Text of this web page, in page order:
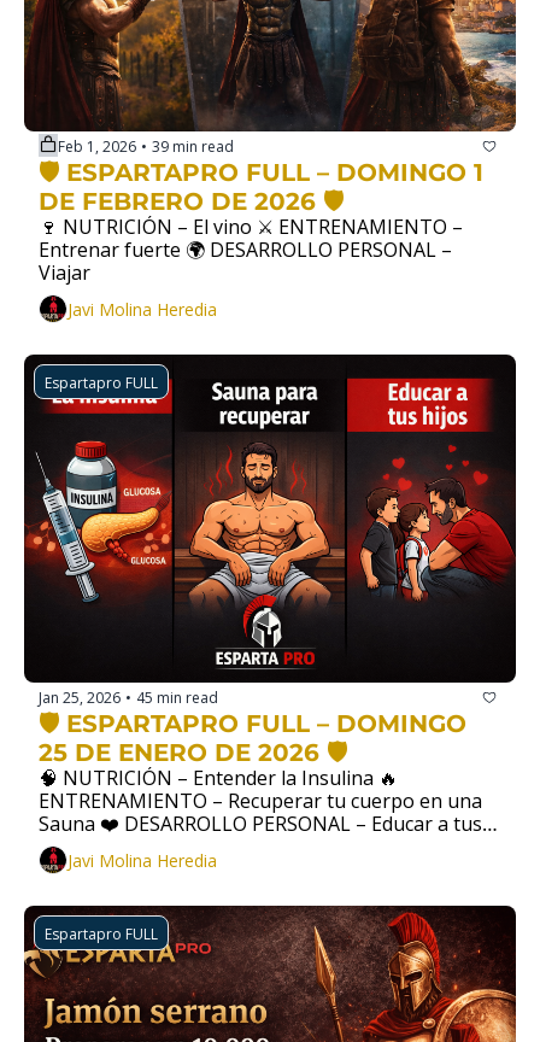
Feb 1, 2026 • 39 min read
🛡️ ESPARTAPRO FULL – DOMINGO 1
DE FEBRERO DE 2026 🛡️
🍷 NUTRICIÓN – El vino ⚔️ ENTRENAMIENTO –
Entrenar fuerte 🌍 DESARROLLO PERSONAL –
Javi Molina Heredia
Espartapro FULL
Jan 25, 2026 • 45 min read
🛡️ ESPARTAPRO FULL – DOMINGO
25 DE ENERO DE 2026 🛡️
🧠 NUTRICIÓN – Entender la Insulina 🔥
ENTRENAMIENTO – Recuperar tu cuerpo en una
Sauna ❤️ DESARROLLO PERSONAL – Educar a tus
hijos por observación
Javi Molina Heredia
Espartapro FULL